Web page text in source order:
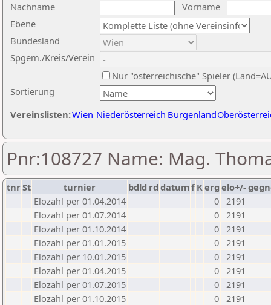
Nachname
Vorname
Ebene
Sortierung
Bundesland
Spgem./Kreis/Verein
Nur "österreichische" Spieler
Vereinslisten:Wien Niederösterreich Burgenland
Pnr:108727 Name: Mag.
tnrSt turnier bdld rd datumf Kerg elo+/-
Elozahl per 01.04.2014
0 2191
Elozahl per 01.07.2014
0 2191
Elozahl per 01.10.2014
0 2191
Elozahl per 01.01.2015
0 2191
Elozahl per 10.01.2015
0 2191
Elozahl per 01.04.2015
0 2191
Elozahl per 01.07.2015
0 2191
Elozahl per 01.10.2015
0 2191